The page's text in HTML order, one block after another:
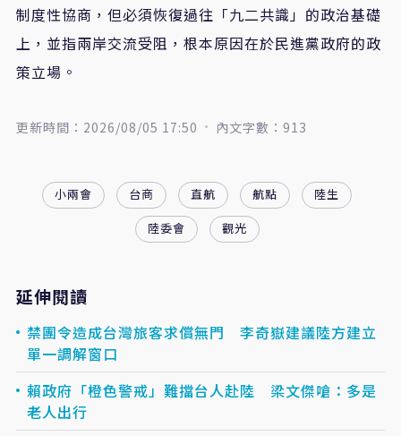
制度性協商，但必須恢復過往「九二共識」的政治基礎
上，並指兩岸交流受阻，根本原因在於民進黨政府的政
策立場。
更新時間：2026/08/05 17:50 內文字數：913
小兩會 台商 直航 航點
陸生
陸委會
觀光
延伸閱讀
禁團令造成台灣旅客求償無門 李奇嶽建議陸方建立
單一調解窗口
賴政府「橙色警戒」難擋台人赴陸 梁文傑嗆：多是
老人出行